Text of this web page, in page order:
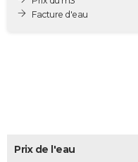
Destinations
City break
Voyage nature
Voyage de noces
Forum
Climat
PHOTO
Dictionnaire
Biographies
Citations
Expressions
Proverbes
Facture d'eau
Prix de l'eau